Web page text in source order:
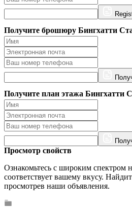
Получите брошюру Бингхатти
Получите план этажа Бингхатти
Просмотр свойств
Ознакомьтесь с широким спектром
соответствует вашему вкусу.
просмотрев наши объявления.